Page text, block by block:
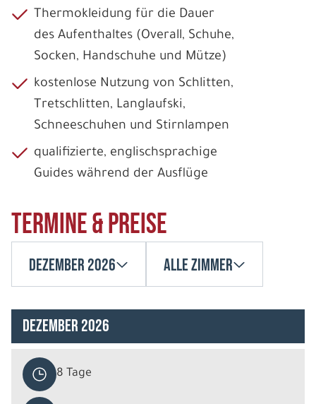
Thermokleidung für die Dauer
des Aufenthaltes (Overall, Schuhe,
Socken, Handschuhe und Mütze)
kostenlose Nutzung von Schlitten,
Tretschlitten, Langlaufski,
Schneeschuhen und Stirnlampen
qualifizierte, englischsprachige
Guides während der Ausflüge
Termine & Preise
Dezember 2026 Alle Zimmer
Dezember 2026
8 Tage